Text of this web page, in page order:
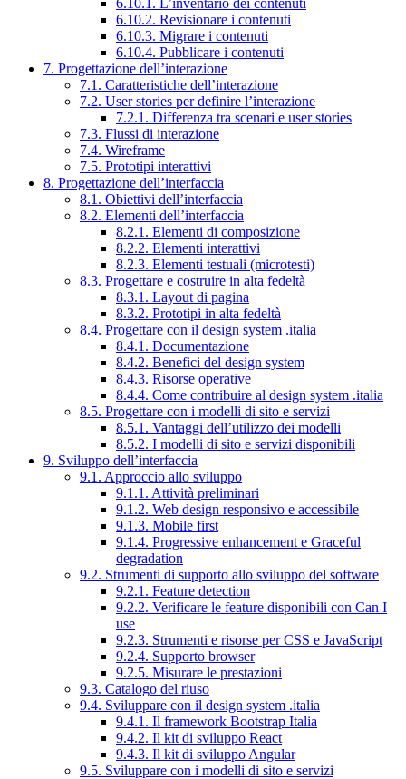
6.10.2. Revisionare i contenuti
6.10.3. Migrare i contenuti
6.10.4. Pubblicare i contenuti
7. Progettazione dell’interazione
7.1. Caratteristiche dell’interazione
7.2. User stories per definire l’interazione
7.2.1. Differenza tra scenari e user stories
7.3. Flussi di interazione
7.4. Wireframe
7.5. Prototipi interattivi
8. Progettazione dell’interfaccia
8.1. Obiettivi dell’interfaccia
8.2. Elementi dell’interfaccia
8.2.1. Elementi di composizione
8.2.2. Elementi interattivi
8.2.3. Elementi testuali (microtesti)
8.3. Progettare e costruire in alta fedeltà
8.3.1. Layout di pagina
8.3.2. Prototipi in alta fedeltà
8.4. Progettare con il design system .italia
8.4.1. Documentazione
8.4.2. Benefici del design system
8.4.3. Risorse operative
8.4.4. Come contribuire al design system .italia
8.5. Progettare con i modelli di sito e servizi
8.5.1. Vantaggi dell’utilizzo dei modelli
8.5.2. I modelli di sito e servizi disponibili
9. Sviluppo dell’interfaccia
9.1. Approccio allo sviluppo
9.1.1. Attività preliminari
9.1.2. Web design responsivo e accessibile
9.1.3. Mobile first
9.1.4. Progressive enhancement e Graceful
degradation
9.2. Strumenti di supporto allo sviluppo del software
9.2.1. Feature detection
9.2.2. Verificare le feature disponibili con Can I
use
9.2.3. Strumenti e risorse per CSS e JavaScript
9.2.4. Supporto browser
9.2.5. Misurare le prestazioni
9.3. Catalogo del riuso
9.4. Sviluppare con il design system .italia
9.4.1. Il framework Bootstrap Italia
9.4.2. Il kit di sviluppo React
9.4.3. Il kit di sviluppo Angular
9.5. Sviluppare con i modelli di sito e servizi